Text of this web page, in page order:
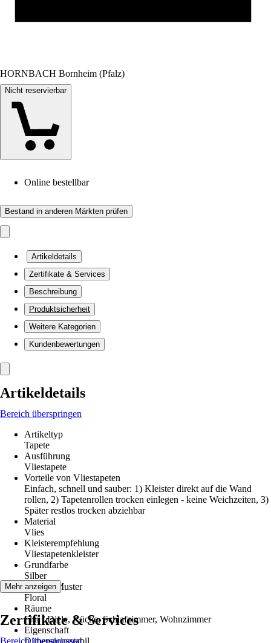
HORNBACH Bornheim (Pfalz)
Nicht reservierbar
Online bestellbar
Bestand in anderen Märkten prüfen
Artikeldetails
Zertifikate & Services
Beschreibung
Produktsicherheit
Weitere Kategorien
Kundenbewertungen
Artikeldetails
Bereich überspringen
Artikeltyp
Tapete
Ausführung
Vliestapete
Vorteile von Vliestapeten
Einfach, schnell und sauber: 1) Kleister direkt auf die Wand
rollen, 2) Tapetenrollen trocken einlegen - keine Weichzeiten, 3)
Später restlos trocken abziehbar
Material
Vlies
Kleisterempfehlung
Vliestapetenkleister
Grundfarbe
Silber
Dekor / Muster
Floral
Räume
Flur / Diele, Küche, Schlafzimmer, Wohnzimmer
Eigenschaft
Dimensionsstabil
Mehr anzeigen
Zertifikate & Services
Bereich überspringen